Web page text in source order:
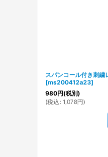
スパンコール付き刺
[ms200412a23]
980円(税別)
(税込 : 1,078円)